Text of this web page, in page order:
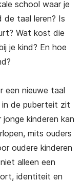
school waar je
de taal leren? Is
Wat kost die
je kind? En hoe
een nieuwe taal
de puberteit zit
kinderen kan
mits ouders
oudere kinderen
alleen een
identiteit en